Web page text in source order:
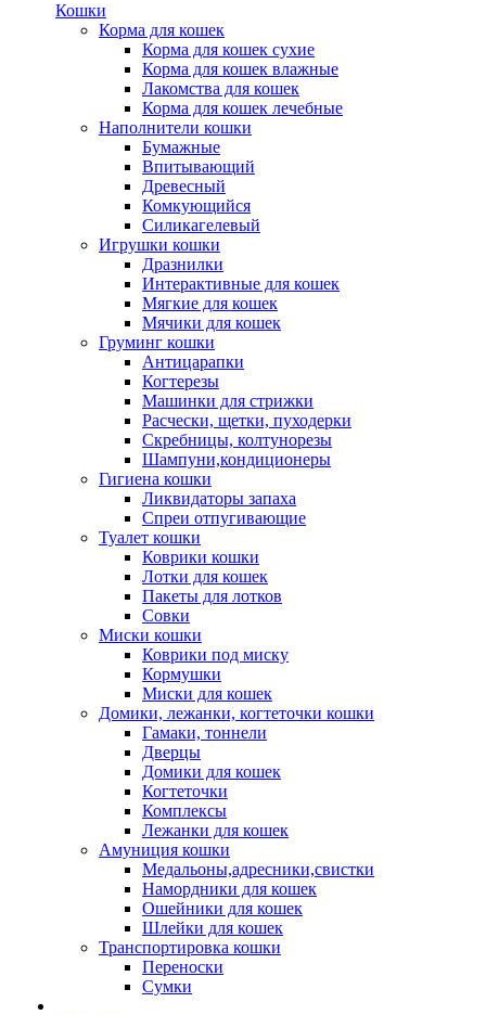
Кошки
Корма для кошек
Корма для кошек сухие
Корма для кошек влажные
Лакомства для кошек
Корма для кошек лечебные
Наполнители кошки
Бумажные
Впитывающий
Древесный
Комкующийся
Силикагелевый
Игрушки кошки
Дразнилки
Интерактивные для кошек
Мягкие для кошек
Мячики для кошек
Груминг кошки
Антицарапки
Когтерезы
Машинки для стрижки
Расчески, щетки, пуходерки
Скребницы, колтунорезы
Шампуни,кондиционеры
Гигиена кошки
Ликвидаторы запаха
Спреи отпугивающие
Туалет кошки
Коврики кошки
Лотки для кошек
Пакеты для лотков
Совки
Миски кошки
Коврики под миску
Кормушки
Миски для кошек
Домики, лежанки, когтеточки кошки
Гамаки, тоннели
Дверцы
Домики для кошек
Когтеточки
Комплексы
Лежанки для кошек
Амуниция кошки
Медальоны,адресники,свистки
Намордники для кошек
Ошейники для кошек
Шлейки для кошек
Транспортировка кошки
Переноски
Сумки